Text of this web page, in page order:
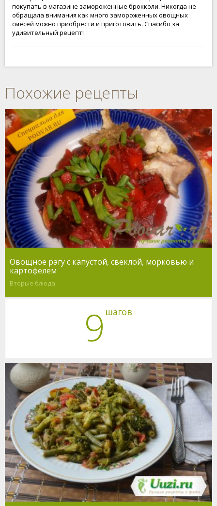
покупать в магазине замороженные брокколи. Никогда не
обращала внимания как много замороженных овощных
смесей можно приобрести и приготовить. Спасибо за
удивительный рецепт!
Похожие рецепты
Овощное рагу с капустой, свеклой, морковью и
картофелем
Вторые блюда
9 шагов